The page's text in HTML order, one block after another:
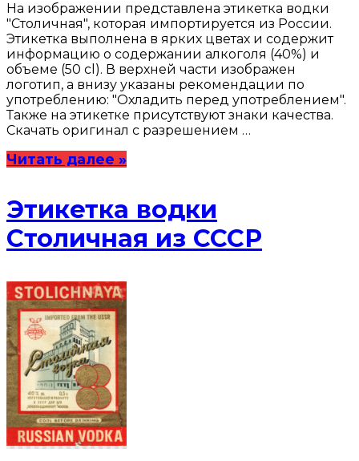
На изображении представлена этикетка водки
"Столичная", которая импортируется из России.
Этикетка выполнена в ярких цветах и содержит
информацию о содержании алкоголя (40%) и
объеме (50 cl). В верхней части изображен
логотип, а внизу указаны рекомендации по
употреблению: "Охладить перед употреблением".
Также на этикетке присутствуют знаки качества.
Скачать оригинал с разрешением …
Читать далее »
Этикетка водки
Столичная из СССР